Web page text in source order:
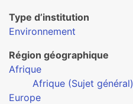
Type d’institution
Environnement
Région géographique
Afrique
Afrique (Sujet général)
Europe